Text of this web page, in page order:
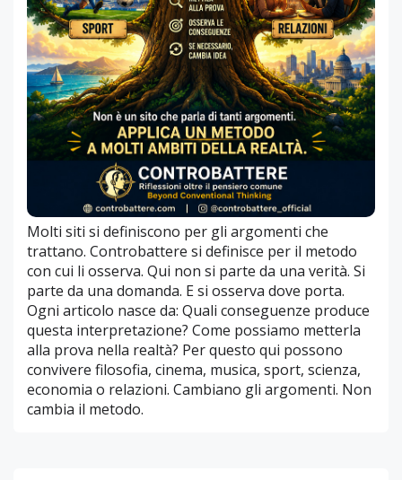
Molti siti si definiscono per gli argomenti che
trattano. Controbattere si definisce per il metodo
con cui li osserva. Qui non si parte da una verità. Si
parte da una domanda. E si osserva dove porta.
Ogni articolo nasce da: Quali conseguenze produce
questa interpretazione? Come possiamo metterla
alla prova nella realtà? Per questo qui possono
convivere filosofia, cinema, musica, sport, scienza,
economia o relazioni. Cambiano gli argomenti. Non
cambia il metodo.